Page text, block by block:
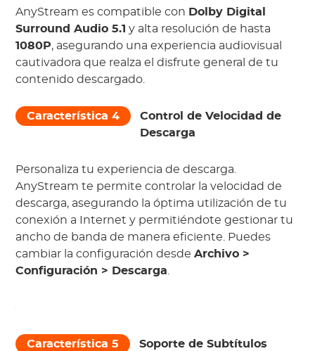
AnyStream es compatible con Dolby Digital
Surround Audio 5.1 y alta resolución de hasta
1080P, asegurando una experiencia audiovisual
cautivadora que realza el disfrute general de tu
contenido descargado.
Característica 4
Control de Velocidad de
Descarga
Personaliza tu experiencia de descarga.
AnyStream te permite controlar la velocidad de
descarga, asegurando la óptima utilización de tu
conexión a Internet y permitiéndote gestionar tu
ancho de banda de manera eficiente. Puedes
cambiar la configuración desdeArchivo >
Configuración > Descarga.
Característica 5 Soporte de Subtítulos